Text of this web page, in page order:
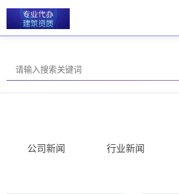
公司新闻 行业新闻